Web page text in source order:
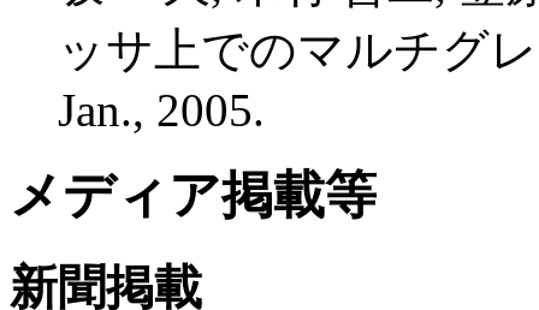
ッサ上でのマルチグ
Jan., 2005.
メディア掲載等
新聞掲載